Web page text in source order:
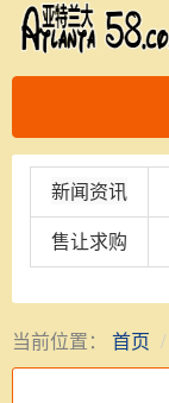
新闻资讯
售让求购
当前位置： 首页